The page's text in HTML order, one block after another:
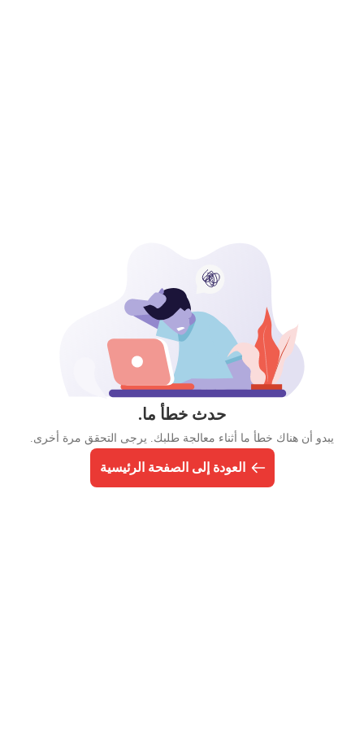
حدث خطأ ما.
يبدو أن هناك خطأ ما أثناء معالجة طلبك. يرجى التحقق مرة أخرى.
العودة إلى الصفحة الرئيسية